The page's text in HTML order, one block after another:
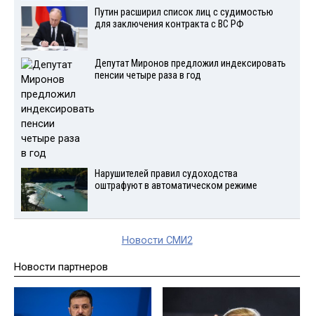
Путин расширил список лиц с судимостью
для заключения контракта с ВС РФ
Депутат Миронов предложил индексировать
пенсии четыре раза в год
Нарушителей правил судоходства
оштрафуют в автоматическом режиме
Новости СМИ2
Новости партнеров